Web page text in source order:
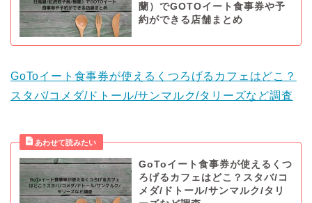
蘭）でGOTOイート食事券や予
約ができる店舗まとめ
GoToイート食事券が使えるくつろげるカフェはどこ？
スタバ/コメダ/ドトール/サンマルク/タリーズなど調査
GoToイート食事券が使えるくつ
ろげるカフェはどこ？スタバ/コ
メダ/ドトール/サンマルク/タリ